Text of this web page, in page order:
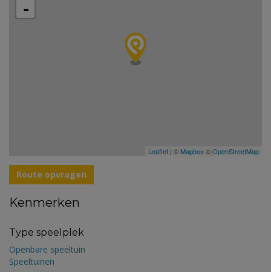
-
Leaflet | © Mapbox ©OpenStreetMap
Route opvragen
Kenmerken
Type speelplek
Openbare speeltuin
Speeltuinen